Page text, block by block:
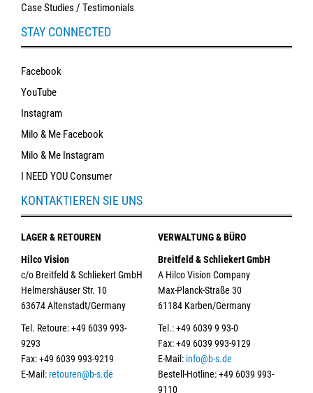
Case Studies / Testimonials
STAY CONNECTED
Facebook
YouTube
Instagram
Milo & Me Facebook
Milo & Me Instagram
I NEED YOU Consumer
KONTAKTIEREN SIE UNS
LAGER & RETOUREN
Hilco Vision
c/o Breitfeld & Schliekert GmbH
Helmershäuser Str. 10
63674 Altenstadt/Germany
Tel. Retoure: +49 6039 993-
9293
Fax: +49 6039 993-9219
E-Mail:retouren@b-s.de
VERWALTUNG & BÜRO
Breitfeld & Schliekert GmbH
A Hilco Vision Company
Max-Planck-Straße 30
61184 Karben/Germany
Tel.: +49 6039 9 93-0
Fax: +49 6039 993-9129
E-Mail: info@b-s.de
Bestell-Hotline: +49 6039 993-
9110